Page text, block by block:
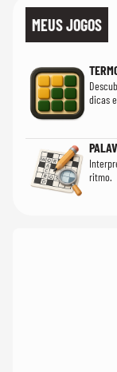
MEUS JOGOS
dicas
ritmo.